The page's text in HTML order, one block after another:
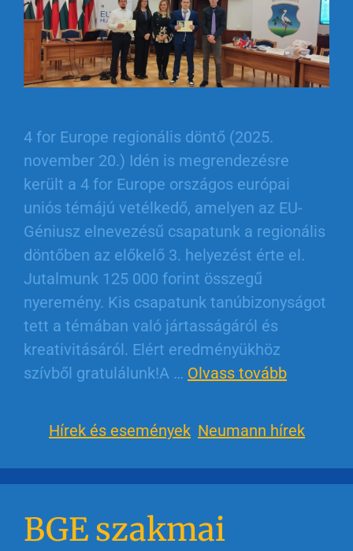
4 for Europe regionális döntő (2025.
november 20.) Idén is megrendezésre
került a 4 for Europe országos európai
uniós témájú vetélkedő, amelyen az EU-
Géniusz elnevezésű csapatunk a regionális
döntőben az előkelő 3. helyezést érte el.
Jutalmunk 125 000 forint összegű
nyeremény. Kis csapatunk tanúbizonyságot
tett a témában való jártasságáról és
kreativitásáról. Elért eredményükhöz
szívből gratulálunk!A … Olvass tovább
Hírek és események Neumann hírek
BGE szakmai